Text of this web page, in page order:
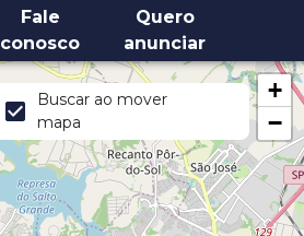
Fale
conosco
Quero
anunciar
+
−
Buscar ao mover
mapa